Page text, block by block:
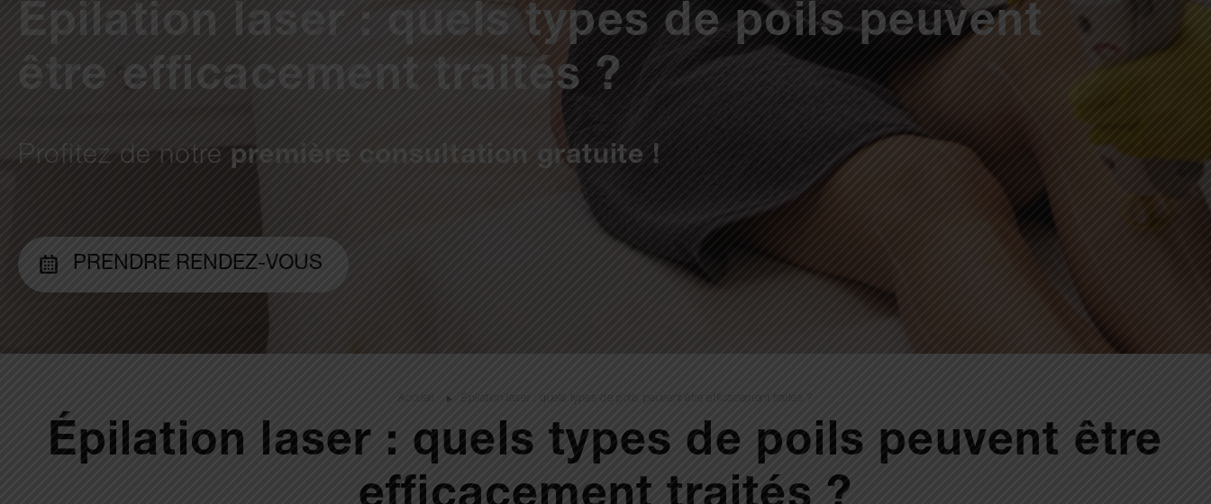
Épilation laser : quels types de poils peuvent
être efficacement traités ?
Profitez de notre première consultation gratuite !
PRENDRE RENDEZ-VOUS
Accueil Épilation laser : quels types de poils peuvent être efficacement traités ?
Épilation laser : quels types de poils peuvent être